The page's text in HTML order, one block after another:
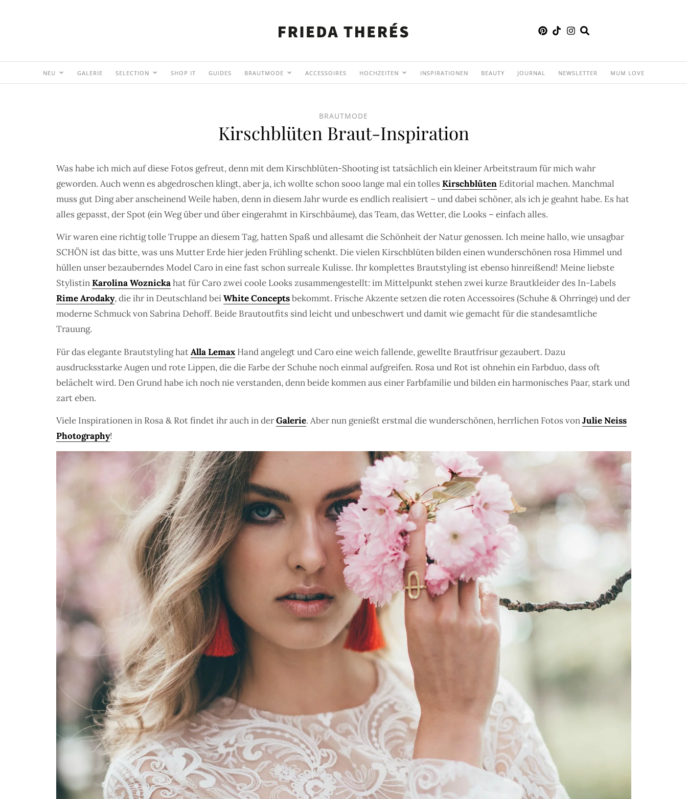
NEU GALERIE SELECTION SHOP IT GUIDES BRAUTMODE ACCESSOIRES HOCHZEITEN INSPIRATIONEN BEAUTY JOURNAL NEWSLETTER MUM LOVE
BRAUTMODE
Kirschblüten Braut-Inspiration
Was habe ich mich auf diese Fotos gefreut, denn mit dem Kirschblüten-Shooting ist tatsächlich ein kleiner Arbeitstraum für mich wahr
geworden. Auch wenn es abgedroschen klingt, aber ja, ich wollte schon sooo lange mal ein tolles KirschblütenEditorial machen. Manchmal
muss gut Ding aber anscheinend Weile haben, denn in diesem Jahr wurde es endlich realisiert – und dabei schöner, als ich je geahnt habe. Es hat
alles gepasst, der Spot (ein Weg über und über eingerahmt in Kirschbäume), das Team, das Wetter, die Looks – einfach alles.
Wir waren eine richtig tolle Truppe an diesem Tag, hatten Spaß und allesamt die Schönheit der Natur genossen. Ich meine hallo, wie unsagbar
SCHÖN ist das bitte, was uns Mutter Erde hier jeden Frühling schenkt. Die vielen Kirschblüten bilden einen wunderschönen rosa Himmel und
hüllen unser bezauberndes Model Caro in eine fast schon surreale Kulisse. Ihr komplettes Brautstyling ist ebenso hinreißend! Meine liebste
StylistinKarolina Woznickahat für Caro zwei coole Looks zusammengestellt: im Mittelpunkt stehen zwei kurze Brautkleider des In-Labels
Rime Arodaky, die ihr in Deutschland beiWhite Conceptsbekommt. Frische Akzente setzen die roten Accessoires (Schuhe & Ohrringe) und der
moderne Schmuck von Sabrina Dehoff. Beide Brautoutfits sind leicht und unbeschwert und damit wie gemacht für die standesamtliche
Trauung.
Für das elegante Brautstyling hatAlla LemaxHand angelegt und Caro eine weich fallende, gewellte Brautfrisur gezaubert. Dazu
ausdrucksstarke Augen und rote Lippen, die die Farbe der Schuhe noch einmal aufgreifen. Rosa und Rot ist ohnehin ein Farbduo, dass oft
belächelt wird. Den Grund habe ich noch nie verstanden, denn beide kommen aus einer Farbfamilie und bilden ein harmonisches Paar, stark und
zart eben.
Viele Inspirationen in Rosa & Rot findet ihr auch in derGalerie. Aber nun genießt erstmal die wunderschönen, herrlichen Fotos vonJulie Neiss
Photography!